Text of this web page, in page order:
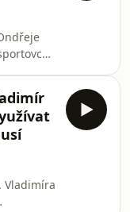
Jeho
a
co se
a
Vladimíra